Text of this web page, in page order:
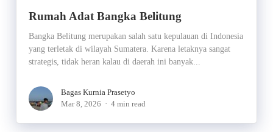
Rumah Adat Bangka Belitung
Bangka Belitung merupakan salah satu kepulauan di Indonesia
yang terletak di wilayah Sumatera. Karena letaknya sangat
strategis, tidak heran kalau di daerah ini banyak...
Bagas Kurnia Prasetyo
Mar 8, 2026
4 min read